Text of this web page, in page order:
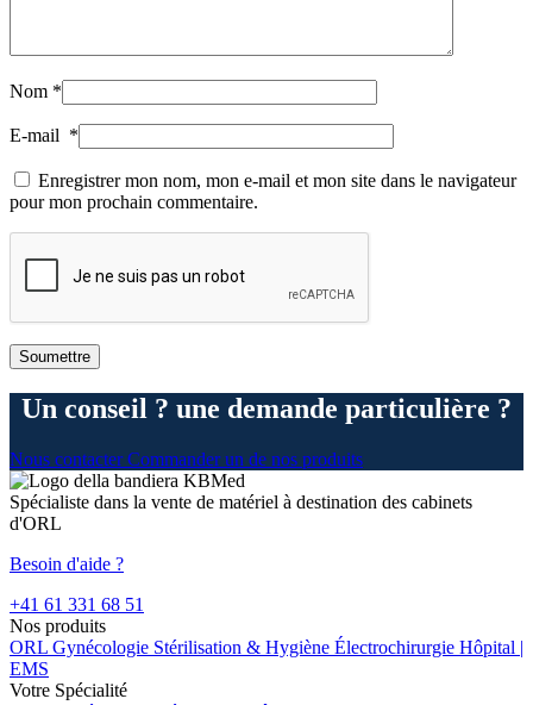
Nom *
E-mail *
Enregistrer mon nom, mon e-mail et mon site dans le navigateur
pour mon prochain commentaire.
Un conseil ? une demande particulière ?
Nous contacter Commander un de nos produits
Spécialiste dans la vente de matériel à destination des cabinets
d'ORL
Besoin d'aide ?
+41 61 331 68 51
Nos produits
ORL Gynécologie Stérilisation & Hygiène Électrochirurgie Hôpital |
EMS
Votre Spécialité